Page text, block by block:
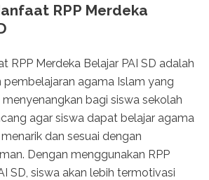
RPP Merdeka
RPP Merdeka Belajar PAI SD adalah
agama Islam yang
bagi siswa sekolah
agar siswa dapat belajar agama
dan sesuai dengan
Dengan menggunakan RPP
SD, siswa akan lebih termotivasi